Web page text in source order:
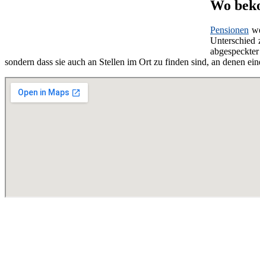
Wo
Pensionen
Unterschied
sondern dass sie auch an Stellen im Ort zu finden sind, an denen